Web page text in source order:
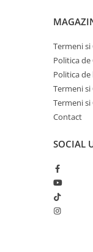
Termeni
Politica
Politica
Termeni
Termeni
Contact
SOCIAL